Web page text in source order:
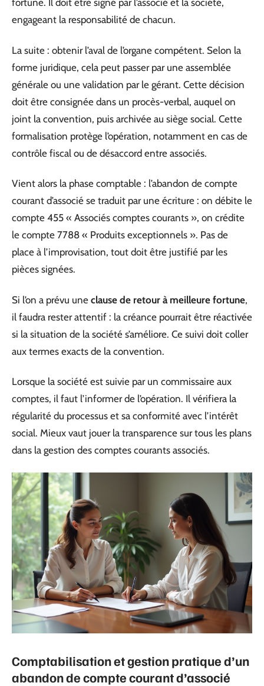
fortune. Il doit être signé par l’associé et la société,
engageant la responsabilité de chacun.
La suite : obtenir l’aval de l’organe compétent. Selon la
forme juridique, cela peut passer par une assemblée
générale ou une validation par le gérant. Cette décision
doit être consignée dans un procès-verbal, auquel on
joint la convention, puis archivée au siège social. Cette
formalisation protège l’opération, notamment en cas de
contrôle fiscal ou de désaccord entre associés.
Vient alors la phase comptable : l’abandon de compte
courant d’associé se traduit par une écriture : on débite le
compte 455 « Associés comptes courants », on crédite
le compte 7788 « Produits exceptionnels ». Pas de
place à l’improvisation, tout doit être justifié par les
pièces signées.
Si l’on a prévu une clause de retour à meilleure fortune,
il faudra rester attentif : la créance pourrait être réactivée
si la situation de la société s’améliore. Ce suivi doit coller
aux termes exacts de la convention.
Lorsque la société est suivie par un commissaire aux
comptes, il faut l’informer de l’opération. Il vérifiera la
régularité du processus et sa conformité avec l’intérêt
social. Mieux vaut jouer la transparence sur tous les plans
dans la gestion des comptes courants associés.
Comptabilisation et gestion pratique d’un
abandon de compte courant d’associé